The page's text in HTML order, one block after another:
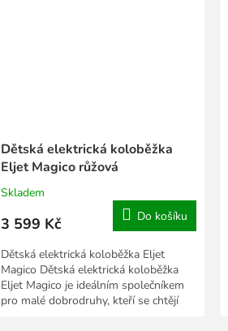
Dětská elektrická koloběžka
Eljet Magico růžová
Skladem
3 599 Kč Do košíku
Dětská elektrická koloběžka Eljet
Magico Dětská elektrická koloběžka
Eljet Magico je ideálním společníkem
pro malé dobrodruhy, kteří se chtějí